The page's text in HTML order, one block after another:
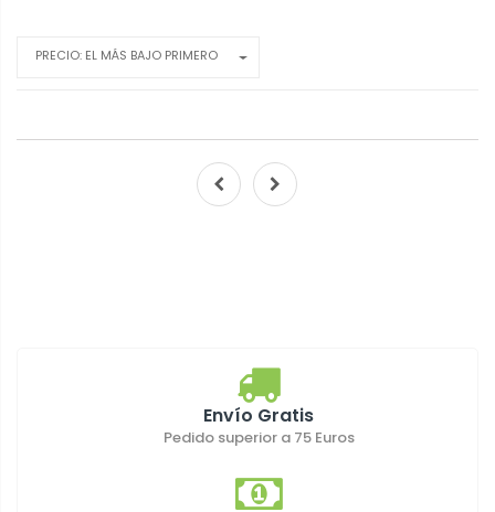
PRECIO: EL MÁS BAJO PRIMERO
Envío Gratis
Pedido superior a 75 Euros